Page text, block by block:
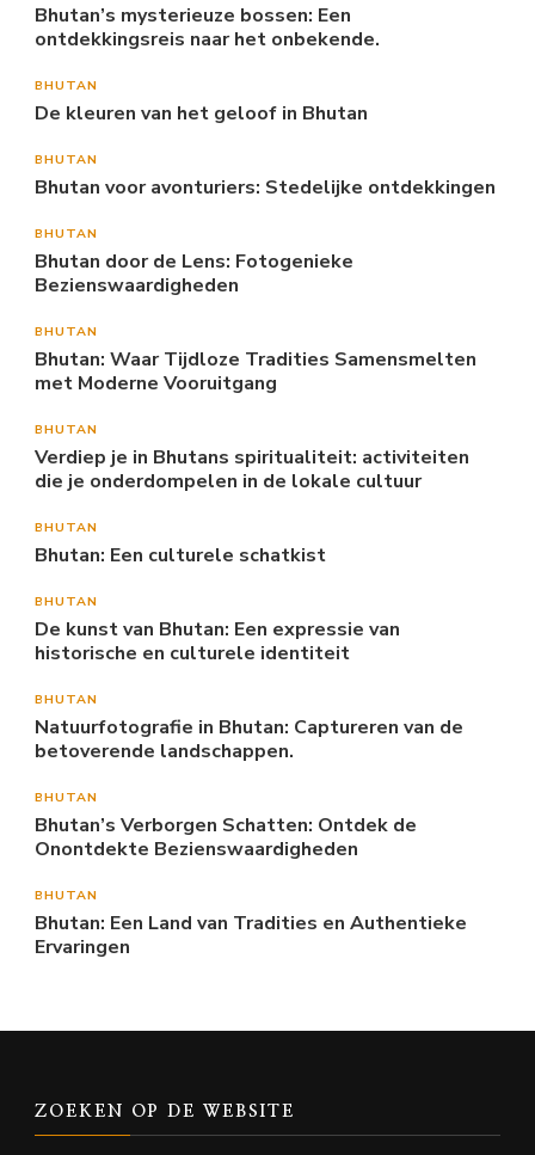
Bhutan’s mysterieuze bossen: Een
ontdekkingsreis naar het onbekende.
BHUTAN
De kleuren van het geloof in Bhutan
BHUTAN
Bhutan voor avonturiers: Stedelijke ontdekkingen
BHUTAN
Bhutan door de Lens: Fotogenieke
Bezienswaardigheden
BHUTAN
Bhutan: Waar Tijdloze Tradities Samensmelten
met Moderne Vooruitgang
BHUTAN
Verdiep je in Bhutans spiritualiteit: activiteiten
die je onderdompelen in de lokale cultuur
BHUTAN
Bhutan: Een culturele schatkist
BHUTAN
De kunst van Bhutan: Een expressie van
historische en culturele identiteit
BHUTAN
Natuurfotografie in Bhutan: Captureren van de
betoverende landschappen.
BHUTAN
Bhutan’s Verborgen Schatten: Ontdek de
Onontdekte Bezienswaardigheden
BHUTAN
Bhutan: Een Land van Tradities en Authentieke
Ervaringen
ZOEKEN OP DE WEBSITE